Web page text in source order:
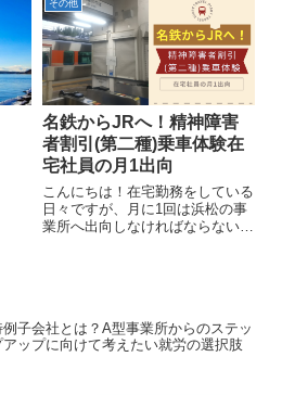
職、休職、そしてニートとの違
い、そしてそのメリット・デメリ
ットについて解説していきたいと
思います。
その他
名鉄からJRへ！精神障害
者割引(第二種)乗車体験在
宅社員の月1出向
こんにちは！在宅勤務をしている
日々ですが、月に1回は浜松の事
業所へ出向しなければならない
J...
例子会社とは？A型事業所からのステッ
アップに向けて考えたい就労の選択肢